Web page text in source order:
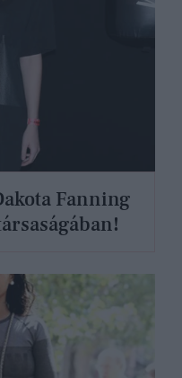
Fanning